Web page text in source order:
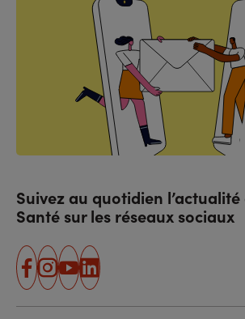
Suivez au quotidien l’actualité
Santé sur les réseaux sociaux
facebook
instagram
youtube
linkedin